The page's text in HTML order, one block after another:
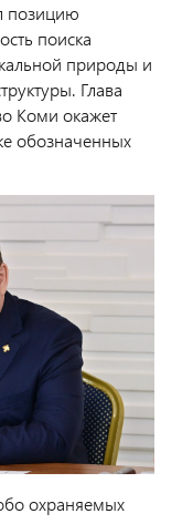
позицию
поиска
природы и
Глава
Коми окажет
обозначенных
охраняемых